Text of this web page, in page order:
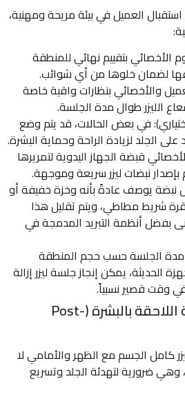
استقبال العميل في بيئة مريحة ومهنية،
الأخصائي بتقييم نهائي للمنطقة
لضمان خلوها من أي شوائب.
والأخصائي بنظارات واقية خاصة
الليزر طوال مدة الجلسة.
في بعض الحالات، قد يتم وضع
الجلد لزيادة الراحة وحماية البشرة.
قبضة الجهاز اليدوية لتمريرها
نبضات ليزر سريعة وموجهة.
نبضة يوصف عادةً بأنه وخزة خفيفة أو
شريط مطاطي، ويتم تقليل هذا
بفضل أنظمة التبريد المدمجة في
الجلسة حسب حجم المنطقة
الحديثة، يمكن إنجاز جلسة ليزر إزالة
وقت قصير نسبياً.
المرحلة الثالثة: العناية اللاحقة بالبشرة (Post-
كامل الجسم مع الظهر والأمامي لا
وهي ضرورية لتهدئة الجلد وتسريع